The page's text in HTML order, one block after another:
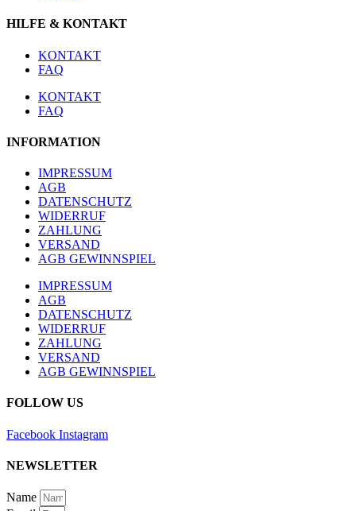
HILFE & KONTAKT
KONTAKT
FAQ
KONTAKT
FAQ
INFORMATION
IMPRESSUM
AGB
DATENSCHUTZ
WIDERRUF
ZAHLUNG
VERSAND
AGB GEWINNSPIEL
IMPRESSUM
AGB
DATENSCHUTZ
WIDERRUF
ZAHLUNG
VERSAND
AGB GEWINNSPIEL
FOLLOW US
Facebook Instagram
NEWSLETTER
Name